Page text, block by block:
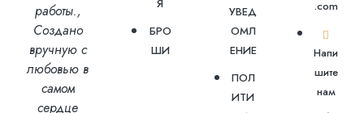
работы.,
Создано
вручную с
любовью в
самом
сердце
Я
БРО
ШИ
УВЕД
ОМЛ
ЕНИЕ
ПОЛ
ИТИ
.com
Напи
шите
нам